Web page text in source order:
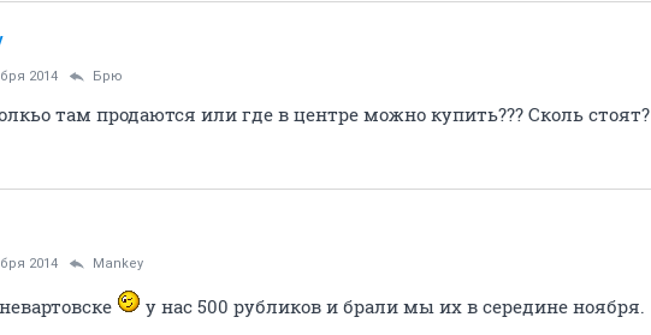
2014 Брю
там продаются или где в центре можно купить??? Сколь стоят?
2014 Mankey
у нас 500 рубликов и брали мы их в середине ноября.